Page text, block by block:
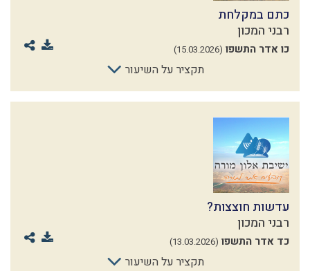
כתם במקלחת
רבני המכון
כו אדר התשפו (15.03.2026)
תקציר על השיעור
עדשות חוצצות?
רבני המכון
כד אדר התשפו (13.03.2026)
תקציר על השיעור